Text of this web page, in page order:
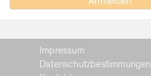
Impressum
Datenschutzbestimmungen